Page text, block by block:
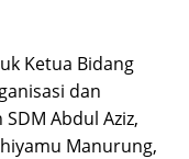
Ketua Bidang
dan
Abdul Aziz,
Manurung,